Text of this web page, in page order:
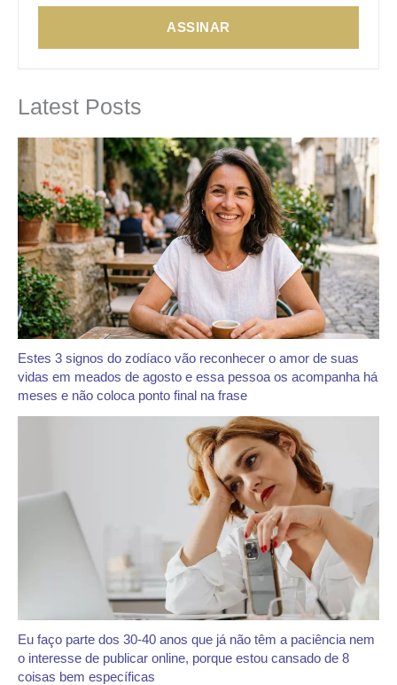
ASSINAR
Latest Posts
Estes 3 signos do zodíaco vão reconhecer o amor de suas
vidas em meados de agosto e essa pessoa os acompanha há
meses e não coloca ponto final na frase
Eu faço parte dos 30-40 anos que já não têm a paciência nem
o interesse de publicar online, porque estou cansado de 8
coisas bem específicas